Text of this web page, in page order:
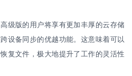
级版的用户将享有更加丰厚的云存储
设备同步的优越功能。这意味着可以
复文件，极大地提升了工作的灵活性